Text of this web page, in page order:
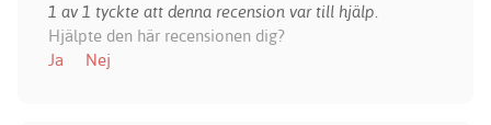
1 av 1 tyckte att denna recension var till hjälp.
Hjälpte den här recensionen dig?
Ja
Nej